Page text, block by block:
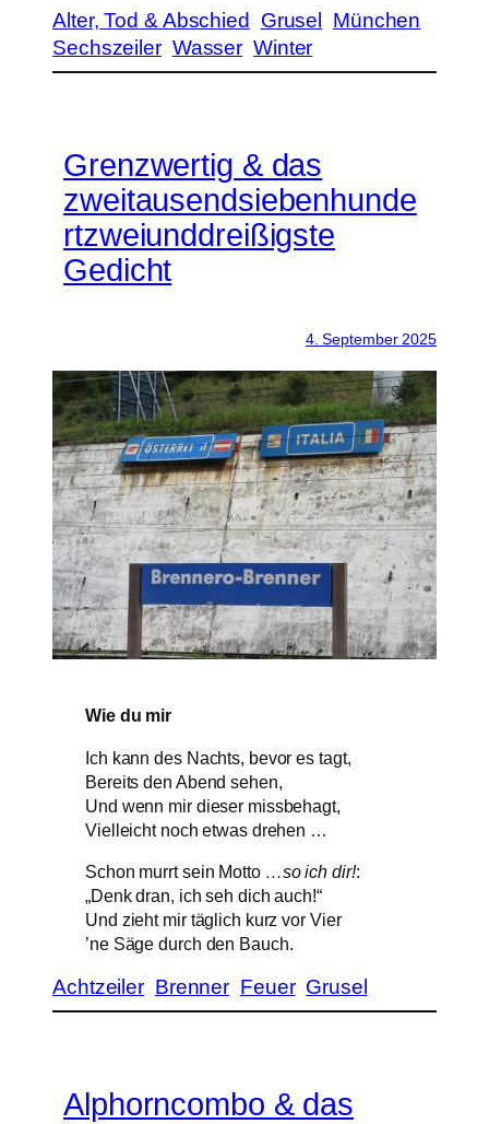
Alter, Tod & Abschied Grusel München
Sechszeiler Wasser Winter
Grenzwertig & das
zweitausendsiebenhunde
rtzweiunddreißigste
Gedicht
4. September 2025
Wie du mir
Ich kann des Nachts, bevor es tagt,
Bereits den Abend sehen,
Und wenn mir dieser missbehagt,
Vielleicht noch etwas drehen …
Schon murrt sein Motto …so ich dir!:
„Denk dran, ich seh dich auch!“
Und zieht mir täglich kurz vor Vier
’ne Säge durch den Bauch.
Achtzeiler Brenner Feuer Grusel
Alphorncombo & das